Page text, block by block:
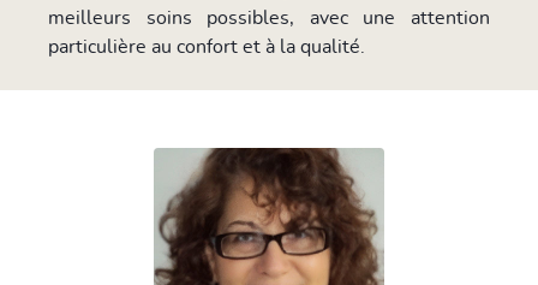
meilleurs soins possibles, avec une attention
particulière au confort et à la qualité.